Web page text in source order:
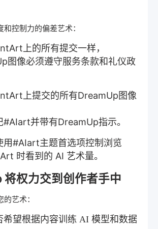
控制力的偏差艺术：
上的所有提交一样，
图像必须遵守服务条款和礼仪政
上提交的所有DreamUp图像
#AIart并带有DreamUp指示。
用#AIart主题首选项控制浏览
时看到的 AI 艺术量。
将权力交到创作者手中
艺术：
希望根据内容训练 AI 模型和数据